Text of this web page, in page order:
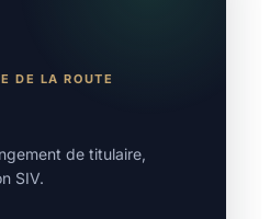
DE LA ROUTE
de titulaire,
SIV.